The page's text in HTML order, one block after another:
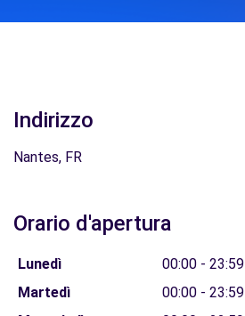
Indirizzo
Nantes, FR
Orario d'apertura
Lunedì
00:00 - 23:59
Martedì
00:00 - 23:59